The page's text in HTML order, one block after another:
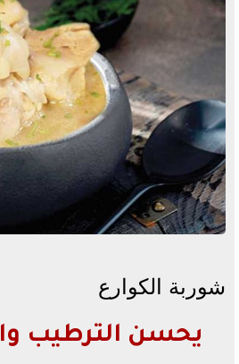
شوربة الكوارع
يحسن الترطيب